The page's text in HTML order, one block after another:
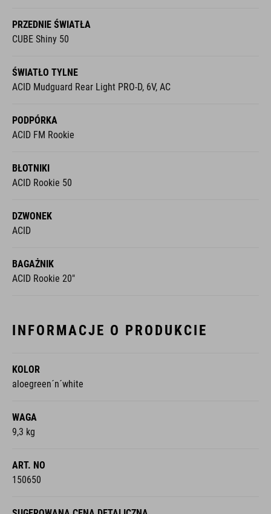
PRZEDNIE ŚWIATŁA
CUBE Shiny 50
ŚWIATŁO TYLNE
ACID Mudguard Rear Light PRO-D, 6V, AC
PODPÓRKA
ACID FM Rookie
BŁOTNIKI
ACID Rookie 50
DZWONEK
ACID
BAGAŻNIK
ACID Rookie 20"
INFORMACJE O PRODUKCIE
KOLOR
aloegreen´n´white
WAGA
9,3 kg
ART. NO
150650